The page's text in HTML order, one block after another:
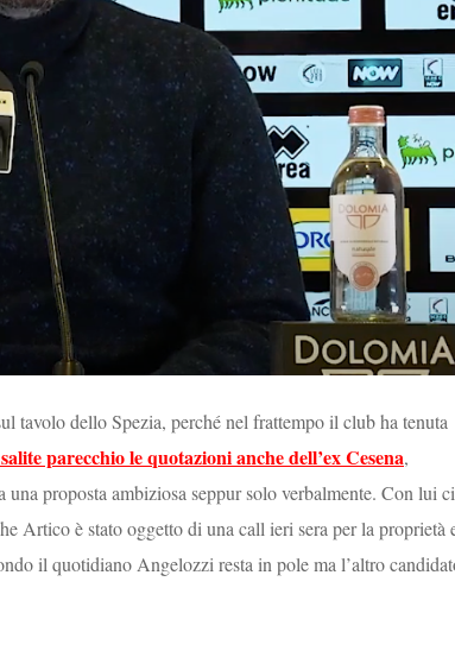
tavolo dello Spezia, perché nel frattempo il club ha tenuta
parecchio le quotazioni anche dell’ex Cesena,
proposta ambiziosa seppur solo verbalmente. Con lui ci
Artico è stato oggetto di una call ieri sera per la proprietà
il quotidiano Angelozzi resta in pole ma l’altro